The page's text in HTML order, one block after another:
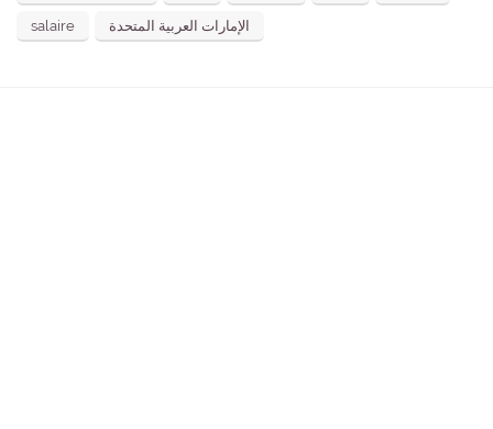
salaire الإمارات العربية المتحدة